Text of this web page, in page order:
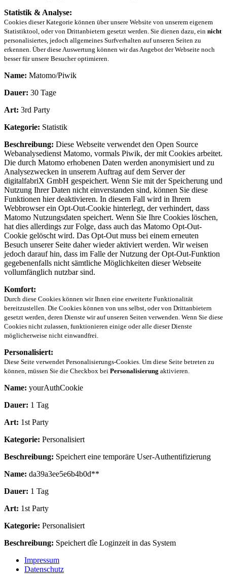
Statistik & Analyse:
Cookies dieser Kategorie können über unsere Website von unserem eigenem
Statistiktool, oder von Drittanbietern gesetzt werden. Sie dienen dazu, ein nicht
personalisiertes, jedoch allgemeines Surfverhalten auf unseren Seiten zu
erkennen. Über diese Auswertung können wir das Angebot der Webseite noch
besser für unsere Besucher optimieren.
Name: Matomo/Piwik
Dauer: 30 Tage
Art: 3rd Party
Kategorie: Statistik
Beschreibung: Diese Webseite verwendet den Open Source
Webanalysedienst Matomo, vormals Piwik, der mit Cookies arbeitet.
Die durch Matomo erhobenen Daten werden anonymisiert und zu
Analysezwecken in unserem Auftrag auf dem Server der
digitalfabriX GmbH gespeichert. Wenn Sie mit der Speicherung und
Nutzung Ihrer Daten nicht einverstanden sind, können Sie diese
Funktionen hier deaktivieren. In diesem Fall wird in Ihrem
Webbrowser ein Opt-Out-Cookie hinterlegt, der verhindert, dass
Matomo Nutzungsdaten speichert. Wenn Sie Ihre Cookies löschen,
hat dies allerdings zur Folge, dass auch das Matomo Opt-Out-
Cookie gelöscht wird. Das Opt-Out muss bei einem erneuten
Besuch unserer Seite daher wieder aktiviert werden. Wir weisen
jedoch darauf hin, dass im Falle der Nutzung der Opt-Out-Funktion
gegebenenfalls nicht sämtliche Möglichkeiten dieser Webseite
vollumfänglich nutzbar sind.
Komfort:
Durch diese Cookies können wir Ihnen eine erweiterte Funktionalität
bereitzustellen. Die Cookies können von uns selbst, oder von Drittanbietern
gesetzt werden, deren Dienste wir auf unseren Seiten verwenden. Wenn Sie diese
Cookies nicht zulassen, funktionieren einige oder alle dieser Dienste
möglicherweise nicht einwandfrei.
Personalisiert:
Diese Seite verwendet Personalisierungs-Cookies. Um diese Seite betreten zu
können, müssen Sie die Checkbox bei Personalisierung aktivieren.
Name: yourAuthCookie
Dauer: 1 Tag
Art: 1st Party
Kategorie: Personalisiert
Beschreibung: Speichert eine temporäre User-Authentifizierung
Name: da39a3ee5e6b4b0d**
Dauer: 1 Tag
Art: 1st Party
Kategorie: Personalisiert
Beschreibung: Speichert dîe Loginzeit in das System
Impressum
Datenschutz